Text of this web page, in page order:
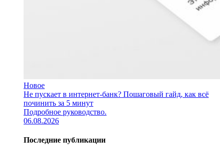
Новое
Не пускает в интернет-банк? Пошаговый гайд, как всё
починить за 5 минут
Подробное руководство.
06.08.2026
Последние публикации